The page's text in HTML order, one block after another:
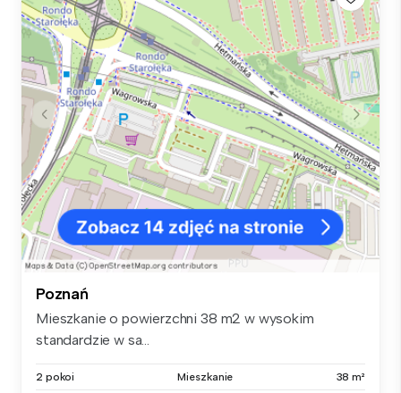
Poznań
Mieszkanie o powierzchni 38 m2 w wysokim
standardzie w sa...
2 pokoi Mieszkanie 38 m²